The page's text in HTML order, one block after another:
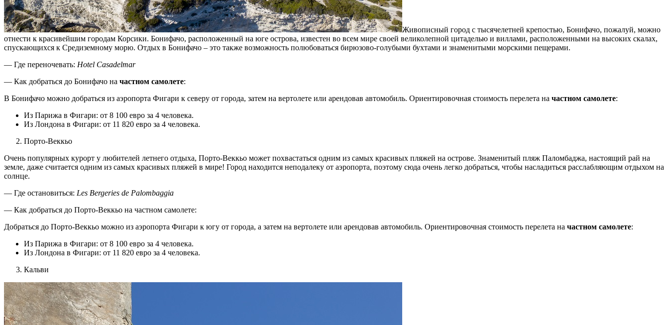
Живописный город с тысячелетней крепостью, Бонифачо, пожалуй, можно
отнести к красивейшим городам Корсики. Бонифачо, расположенный на юге острова, известен во всем мире своей великолепной цитаделью и виллами, расположенными на высоких скалах,
спускающихся к Средиземному морю. Отдых в Бонифачо – это также возможность полюбоваться бирюзово-голубыми бухтами и знаменитыми морскими пещерами.
— Где переночевать: Hotel Casadelmar
— Как добраться до Бонифачо на частном самолете:
В Бонифачо можно добраться из аэропорта Фигари к северу от города, затем на вертолете или арендовав автомобиль. Ориентировочная стоимость перелета на частном самолете:
Из Парижа в Фигари: от 8 100 евро за 4 человека.
Из Лондона в Фигари: от 11 820 евро за 4 человека.
Порто-Веккьо
Очень популярных курорт у любителей летнего отдыха, Порто-Веккьо может похвастаться одним из самых красивых пляжей на острове. Знаменитый пляж Паломбаджа, настоящий рай на
земле, даже считается одним из самых красивых пляжей в мире! Город находится неподалеку от аэропорта, поэтому сюда очень легко добраться, чтобы насладиться расслабляющим отдыхом на
солнце.
— Где остановиться: Les Bergeries de Palombaggia
— Как добраться до Порто-Веккьо на частном самолете:
Добраться до Порто-Веккьо можно из аэропорта Фигари к югу от города, а затем на вертолете или арендовав автомобиль. Ориентировочная стоимость перелета на частном самолете:
Из Парижа в Фигари: от 8 100 евро за 4 человека.
Из Лондона в Фигари: от 11 820 евро за 4 человека.
Кальви